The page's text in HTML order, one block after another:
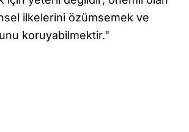
ilkelerini özümsemek ve
koruyabilmektir."